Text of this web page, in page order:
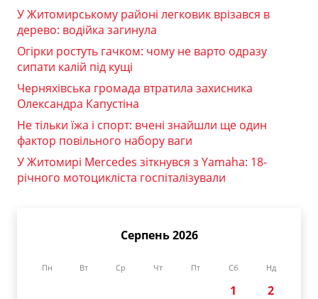
У Житомирському районі легковик врізався в
дерево: водійка загинула
Огірки ростуть гачком: чому не варто одразу
сипати калій під кущі
Черняхівська громада втратила захисника
Олександра Капустіна
Не тільки їжа і спорт: вчені знайшли ще один
фактор повільного набору ваги
У Житомирі Mercedes зіткнувся з Yamaha: 18-
річного мотоцикліста госпіталізували
Серпень 2026
Пн Вт Ср Чт Пт Сб Нд
1
2